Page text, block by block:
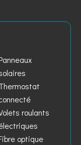
roulants
optique